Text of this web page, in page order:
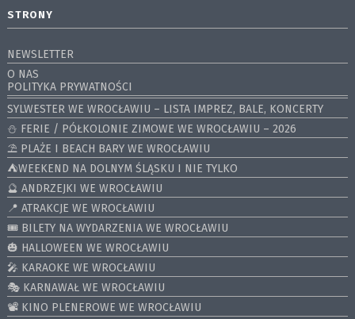
STRONY
NEWSLETTER
O NAS
POLITYKA PRYWATNOŚCI
SYLWESTER WE WROCŁAWIU – LISTA IMPREZ, BALE, KONCERTY
⛄️ FERIE / PÓŁKOLONIE ZIMOWE WE WROCŁAWIU – 2026
⛱️ PLAŻE I BEACH BARY WE WROCŁAWIU
⛺️WEEKEND NA DOLNYM ŚLĄSKU I NIE TYLKO
🔮 ANDRZEJKI WE WROCŁAWIU
📍 ATRAKCJE WE WROCŁAWIU
🎟️ BILETY NA WYDARZENIA WE WROCŁAWIU
🎃 HALLOWEEN WE WROCŁAWIU
🎤 KARAOKE WE WROCŁAWIU
🎭 KARNAWAŁ WE WROCŁAWIU
📽️ KINO PLENEROWE WE WROCŁAWIU